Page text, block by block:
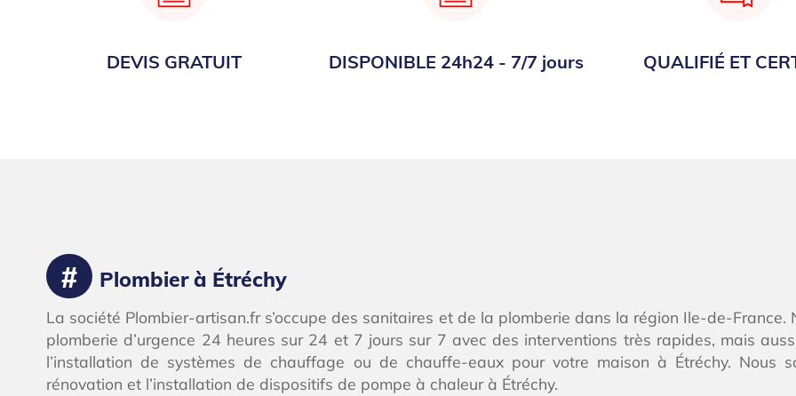
DEVIS GRATUIT DISPONIBLE 24h24 - 7/7 jours QUALIFIÉ ET
Plombier à Étréchy
La société Plombier-artisan.fr s’occupe des sanitaires et de la plomberie dans la région Ile-de-
plomberie d’urgence 24 heures sur 24 et 7 jours sur 7 avec des interventions très rapides, mais
l’installation de systèmes de chauffage ou de chauffe-eaux pour votre maison à Étréchy. Nous
rénovation et l’installation de dispositifs de pompe à chaleur à Étréchy.